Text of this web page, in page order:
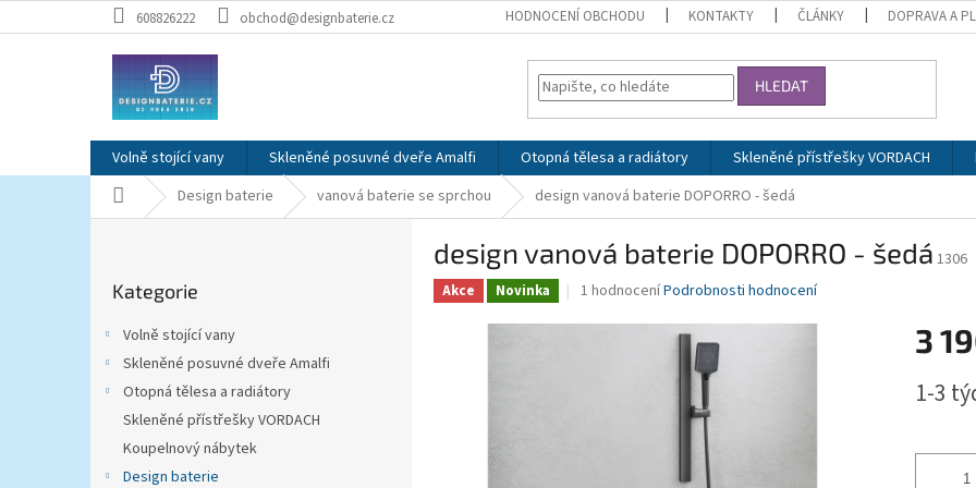
na
608826222 obchod@designbaterie.cz HODNOCENÍ OBCHODU KONTAKTY ČLÁNKY DOPRAVA A
HLEDAT
Volně stojící vany Skleněné posuvné dveře Amalfi Otopná tělesa a radiátory Skleněné přístřešky VORDACH
Domů Design baterie vanová baterie se sprchou design vanová baterie DOPORRO - šedá
kategorie
Kategorie
Volně stojící vany
Skleněné posuvné dveře Amalfi
Otopná tělesa a radiátory
Skleněné přístřešky VORDACH
Koupelnový nábytek
Design baterie
design vanová baterie DOPORRO - šedá 1306
Akce Novinka
Průměrné
produktu
1 hodnoceníPodrobnosti hodnocení
3
cena:
1-3